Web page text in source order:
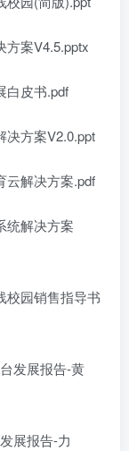
方案V4.5.pptx
白皮书.pdf
决方案V2.0.ppt
云解决方案.pdf
统解决方案
校园销售指导书
发展报告-黄
展报告-力